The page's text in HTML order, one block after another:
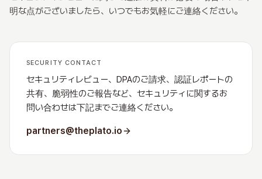
明な点がございましたら、いつでもお気軽にご連絡ください。
SECURITY CONTACT
セキュリティレビュー、DPAのご請求、認証レポートの
共有、脆弱性のご報告など、セキュリティに関するお
問い合わせは下記までご連絡ください。
partners@theplato.io